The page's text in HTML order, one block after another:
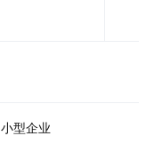
小型企业